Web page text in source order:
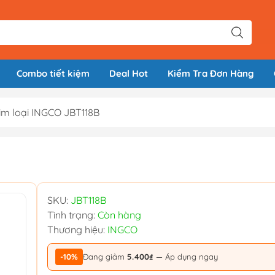
Combo tiết kiệm Deal Hot Kiểm Tra Đơn Hàng
loại INGCO JBT118B
SKU: JBT118B
Tình trạng: Còn hàng
Thương hiệu: INGCO
-10% Đang giảm 5.400₫ — Áp dụng ngay